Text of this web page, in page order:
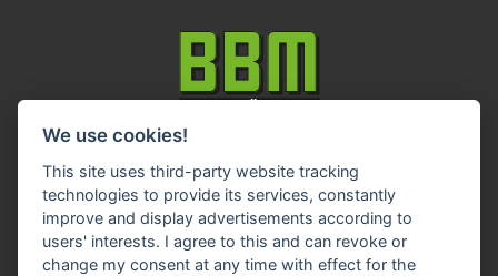
Impressum Datenschutz
Cookie-Einstellungen ändern
BBM Baumarkt Achim
Margarete-Steiff-Allee 1
We use cookies!
This site uses third-party website tracking
technologies to provide its services, constantly
improve and display advertisements according to
users' interests. I agree to this and can revoke or
change my consent at any time with effect for the